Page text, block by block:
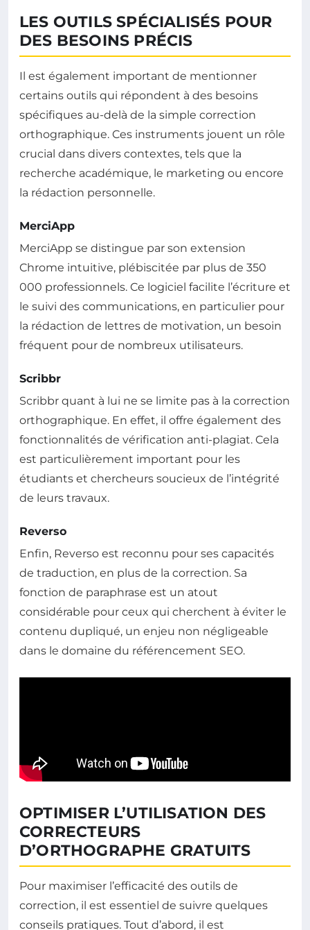
LES OUTILS SPÉCIALISÉS POUR
DES BESOINS PRÉCIS
Il est également important de mentionner
certains outils qui répondent à des besoins
spécifiques au-delà de la simple correction
orthographique. Ces instruments jouent un rôle
crucial dans divers contextes, tels que la
recherche académique, le marketing ou encore
la rédaction personnelle.
MerciApp
MerciApp se distingue par son extension
Chrome intuitive, plébiscitée par plus de 350
000 professionnels. Ce logiciel facilite l’écriture et
le suivi des communications, en particulier pour
la rédaction de lettres de motivation, un besoin
fréquent pour de nombreux utilisateurs.
Scribbr
Scribbr quant à lui ne se limite pas à la correction
orthographique. En effet, il offre également des
fonctionnalités de vérification anti-plagiat. Cela
est particulièrement important pour les
étudiants et chercheurs soucieux de l’intégrité
de leurs travaux.
Reverso
Enfin, Reverso est reconnu pour ses capacités
de traduction, en plus de la correction. Sa
fonction de paraphrase est un atout
considérable pour ceux qui cherchent à éviter le
contenu dupliqué, un enjeu non négligeable
dans le domaine du référencement SEO.
OPTIMISER L’UTILISATION DES
CORRECTEURS
D’ORTHOGRAPHE GRATUITS
Pour maximiser l’efficacité des outils de
correction, il est essentiel de suivre quelques
conseils pratiques. Tout d’abord, il est